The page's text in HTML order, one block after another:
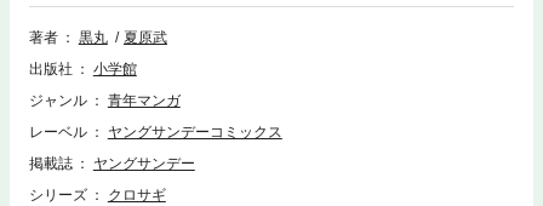
からひとりの男が…
著者
黒丸
夏原武
出版社
小学館
ジャンル
青年マンガ
レーベル
ヤングサンデーコミックス
掲載誌
ヤングサンデー
シリーズ
クロサギ